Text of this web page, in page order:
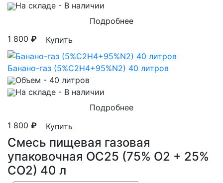
На складе - В наличии
Подробнее
1 800 ₽ Купить
Банано-газ (5%C2H4+95%N2) 40 литров
Объем - 40 литров
На складе - В наличии
Подробнее
1 800 ₽ Купить
Смесь пищевая газовая
упаковочная OC25 (75% O2 + 25%
CO2) 40 л